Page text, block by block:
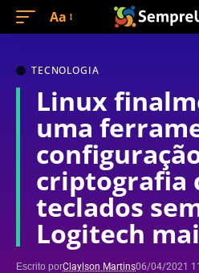
Aa
TECNOLOGIA
Linux
uma
criptografia
teclados
Logitech
Escrito porClaylson Martins06/04/2021